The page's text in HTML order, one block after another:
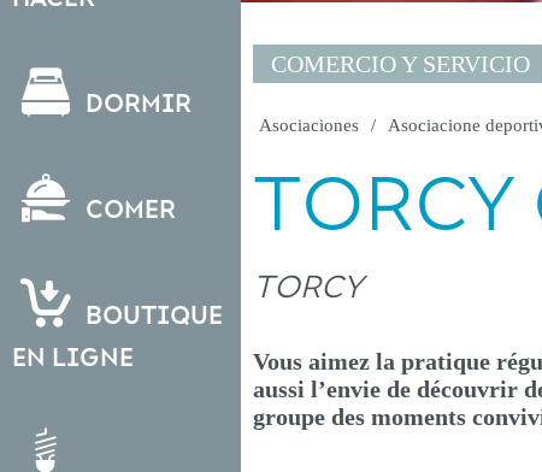
Dormir
Comer
Boutique
en ligne
COMERCIO Y SERVICIO
Asociaciones Asociacione
TORCY
TORCY
Vous aimez la pratique
aussi l’envie de découvrir
groupe des moments